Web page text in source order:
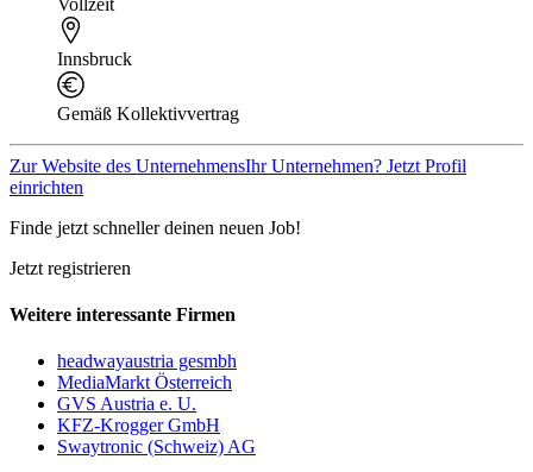
Vollzeit
Innsbruck
Gemäß Kollektivvertrag
Zur Website des UnternehmensIhr Unternehmen? Jetzt Profil
einrichten
Finde jetzt schneller deinen neuen Job!
Jetzt registrieren
Weitere interessante Firmen
headwayaustria gesmbh
MediaMarkt Österreich
GVS Austria e. U.
KFZ-Krogger GmbH
Swaytronic (Schweiz) AG